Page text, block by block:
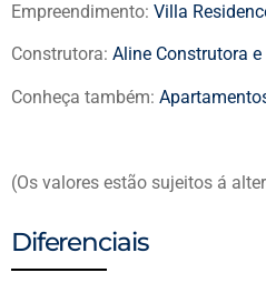
Empreendimento: Villa
Construtora: Aline Construtora
Conheça também:
(Os valores estão sujeitos á
Diferenciais